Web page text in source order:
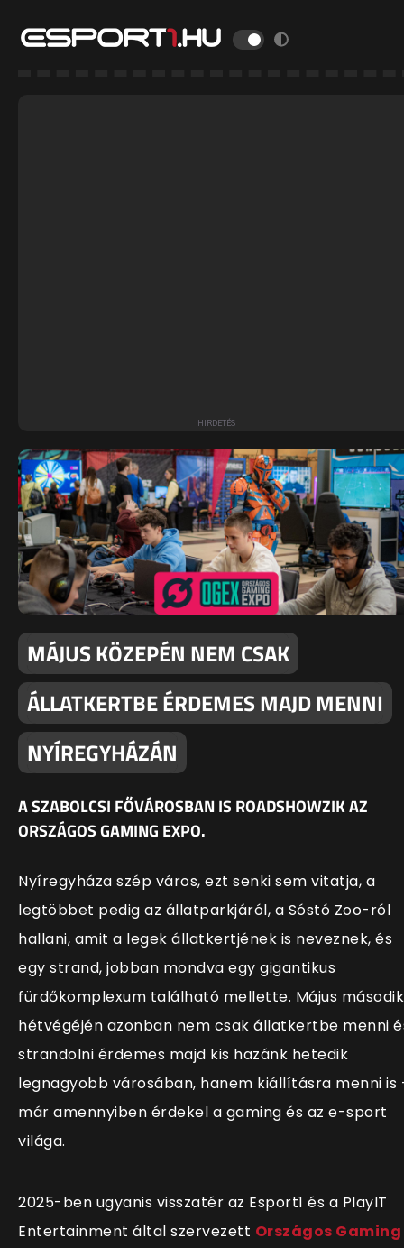
MÁJUS KÖZEPÉN NEM CSAK
ÁLLATKERTBE ÉRDEMES MAJD MENNI
NYÍREGYHÁZÁN
A SZABOLCSI FŐVÁROSBAN IS ROADSHOWZIK AZ
ORSZÁGOS GAMING EXPO.
Nyíregyháza szép város, ezt senki sem vitatja, a
legtöbbet pedig az állatparkjáról, a Sóstó Zoo-ról
hallani, amit a legek állatkertjének is neveznek, és
egy strand, jobban mondva egy gigantikus
fürdőkomplexum található mellette. Május második
hétvégéjén azonban nem csak állatkertbe menni
strandolni érdemes majd kis hazánk hetedik
legnagyobb városában, hanem kiállításra menni is
már amennyiben érdekel a gaming és az e-sport
világa.
2025-ben ugyanis visszatér az Esport1 és a PlayIT
Entertainment által szervezett Országos Gaming